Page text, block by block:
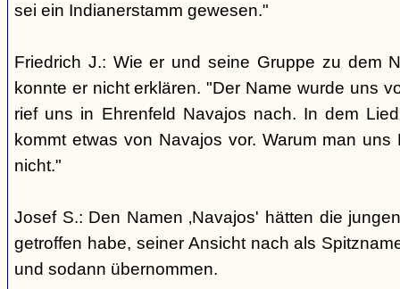
sei ein Indianerstamm gewesen."
Friedrich J.: Wie er und seine Gruppe zu dem
konnte er nicht erklären. "Der Name wurde uns
rief uns in Ehrenfeld Navajos nach. In dem
kommt etwas von Navajos vor. Warum man
nicht."
Josef S.: Den Namen ‚Navajos' hätten die
getroffen habe, seiner Ansicht nach als
und sodann übernommen.